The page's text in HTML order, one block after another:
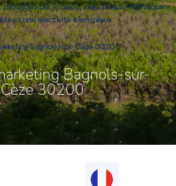
par le client, avec un suivi technique
et une réactivité exemplaire.
Bagnols-sur-Cèze 30200
Bagnols-sur-
Cèze 30200